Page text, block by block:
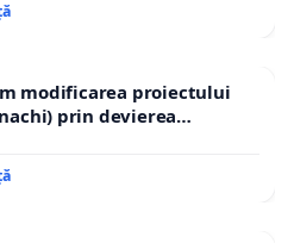
modificarea proiectului
prin devierea